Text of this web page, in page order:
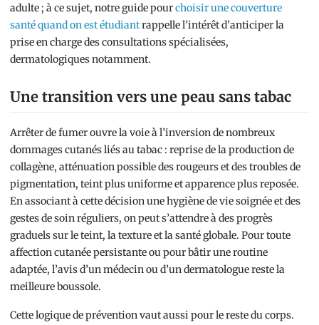
adulte ; à ce sujet, notre guide pourchoisir une couverture
santé quand on est étudiantrappelle l’intérêt d’anticiper la
prise en charge des consultations spécialisées,
dermatologiques notamment.
Une transition vers une peau sans tabac
Arrêter de fumer ouvre la voie à l’inversion de nombreux
dommages cutanés liés au tabac : reprise de la production de
collagène, atténuation possible des rougeurs et des troubles de
pigmentation, teint plus uniforme et apparence plus reposée.
En associant à cette décision une hygiène de vie soignée et des
gestes de soin réguliers, on peut s’attendre à des progrès
graduels sur le teint, la texture et la santé globale. Pour toute
affection cutanée persistante ou pour bâtir une routine
adaptée, l’avis d’un médecin ou d’un dermatologue reste la
meilleure boussole.
Cette logique de prévention vaut aussi pour le reste du corps.